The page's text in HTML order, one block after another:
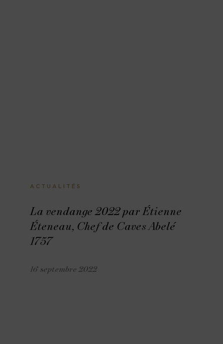
ACTUALITÉS
La vendange 2022 par Étienne
Éteneau, Chef de Caves Abelé
1757
16 septembre 2022